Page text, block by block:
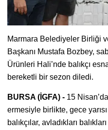
Marmara Belediyeler Birliği
Başkanı Mustafa Bozbey,
Ürünleri Hali’nde balıkçı
bereketli bir sezon diledi.
BURSA (İGFA) - 15
ermesiyle birlikte, gece
balıkçılar, avladıkları